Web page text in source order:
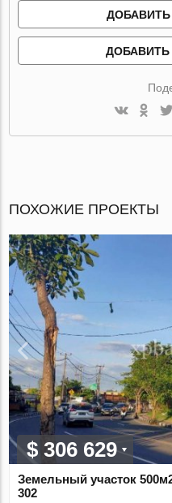
ПОХОЖИЕ ПРОЕКТЫ
$ 306 629
Земельный участок
302